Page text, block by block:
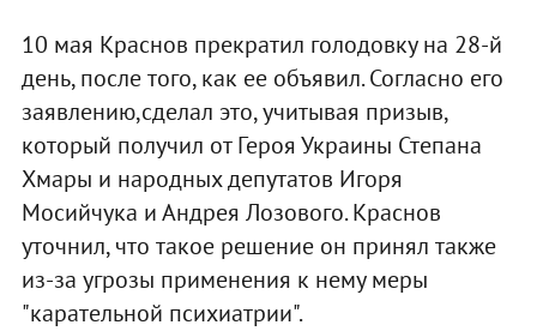
10 мая Краснов прекратил голодовку на 28-й
день, после того, как ее объявил. Согласно его
заявлению,сделал это, учитывая призыв,
который получил от Героя Украины Степана
Хмары и народных депутатов Игоря
Мосийчука и Андрея Лозового. Краснов
уточнил, что такое решение он принял также
из-за угрозы применения к нему меры
"карательной психиатрии".